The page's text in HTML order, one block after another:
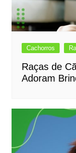
Cachorros
Raças de
Adoram